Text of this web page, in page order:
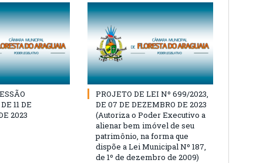
11 DE
2023
PROJETO DE LEI Nº 699/2023,
DE 07 DE DEZEMBRO DE 2023
(Autoriza o Poder Executivo a
alienar bem imóvel de seu
patrimônio, na forma que
dispõe a Lei Municipal Nº 187,
de 1º de dezembro de 2009)